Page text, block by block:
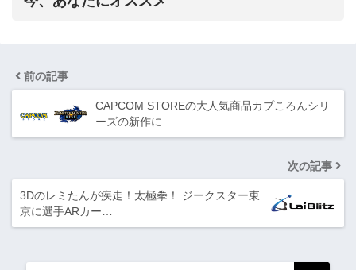
前の記事
CAPCOM STOREの大人気商品カプころんシリ
ーズの新作に…
次の記事
3Dのレミたんが疾走！太極拳！ ジークスター東
京に選手ARカー…